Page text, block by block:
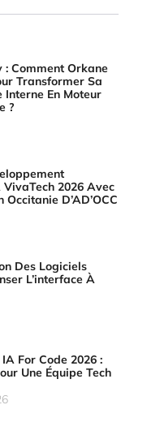
: Comment Orkane
Transformer Sa
Interne En Moteur
?
2026 Avec
D’AD’OCC
Des Logiciels
L’interface À
For Code 2026 :
Une Équipe Tech